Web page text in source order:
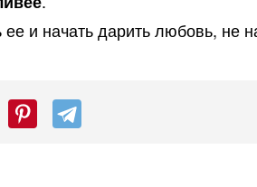
и начать дарить любовь, не